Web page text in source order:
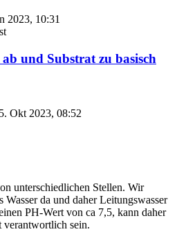
2023, 10:31
und Substrat zu basisch
Okt 2023, 08:52
unterschiedlichen Stellen. Wir
da und daher Leitungswasser
PH-Wert von ca 7,5, kann daher
verantwortlich sein.